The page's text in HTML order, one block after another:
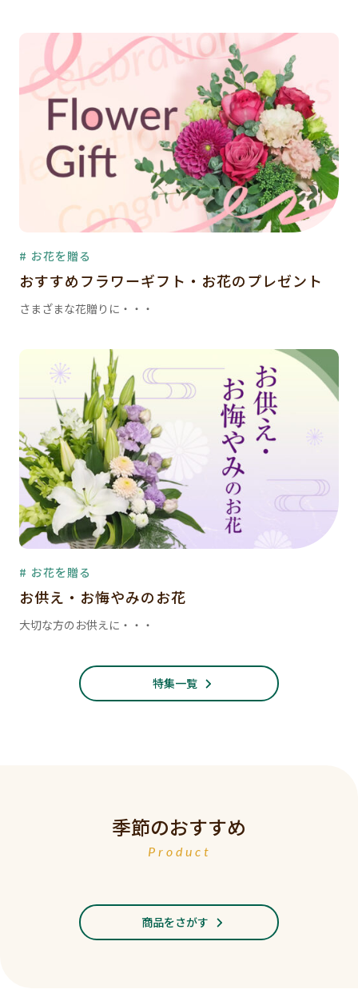
# お花を贈る
おすすめフラワーギフト・お花のプレゼント
さまざまな花贈りに・・・
# お花を贈る
お供え・お悔やみのお花
大切な方のお供えに・・・
特集一覧
季節のおすすめ
Product
商品をさがす